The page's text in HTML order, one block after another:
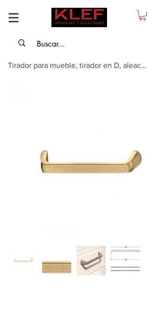
Tirador para mueble, tirador en D, aleación de zinc, Color dorado, cepillado,...